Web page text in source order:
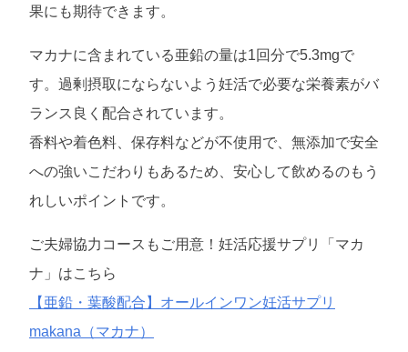
果にも期待できます。
マカナに含まれている亜鉛の量は1回分で5.3mgで
す。過剰摂取にならないよう妊活で必要な栄養素がバ
ランス良く配合されています。
香料や着色料、保存料などが不使用で、無添加で安全
への強いこだわりもあるため、安心して飲めるのもう
れしいポイントです。
ご夫婦協力コースもご用意！妊活応援サプリ「マカ
ナ」はこちら
【亜鉛・葉酸配合】オールインワン妊活サプリ
makana（マカナ）